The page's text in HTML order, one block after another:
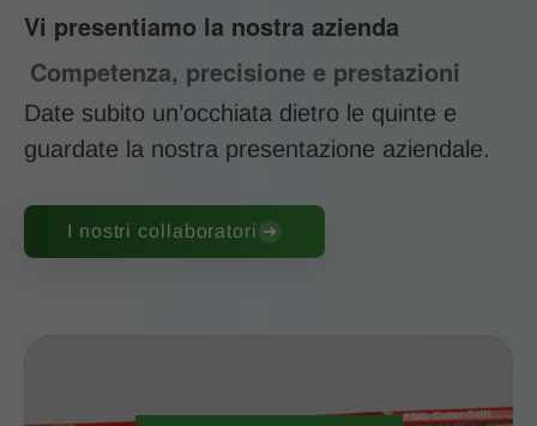
Vi presentiamo la nostra azienda
Competenza, precisione e prestazioni
Date subito un’occhiata dietro le quinte e
guardate la nostra presentazione aziendale.
I nostri collaboratori